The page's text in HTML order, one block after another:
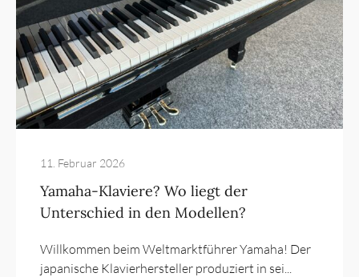
11. Februar 2026
Yamaha-Klaviere? Wo liegt der
Unterschied in den Modellen?
Willkommen beim Weltmarktführer Yamaha! Der
japanische Klavierhersteller produziert in sei...